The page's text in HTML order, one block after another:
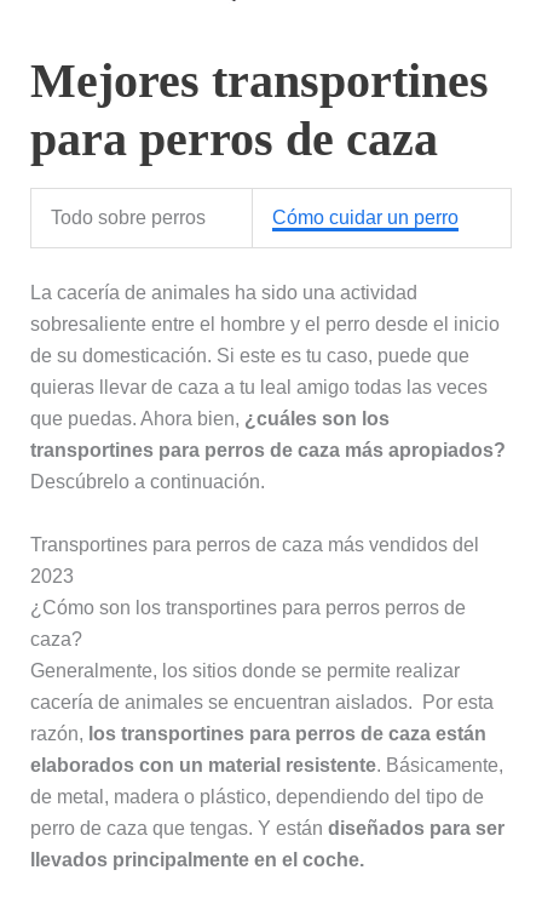
Mejores transportines
para perros de caza
Todo sobre perros Cómo cuidar un perro
La cacería de animales ha sido una actividad
sobresaliente entre el hombre y el perro desde el inicio
de su domesticación. Si este es tu caso, puede que
quieras llevar de caza a tu leal amigo todas las veces
que puedas. Ahora bien, ¿cuáles son los
transportines para perros de caza más apropiados?
Descúbrelo a continuación.
Transportines para perros de caza más vendidos del
2023
¿Cómo son los transportines para perros perros de
caza?
Generalmente, los sitios donde se permite realizar
cacería de animales se encuentran aislados. Por esta
razón, los transportines para perros de caza están
elaborados con un material resistente. Básicamente,
de metal, madera o plástico, dependiendo del tipo de
perro de caza que tengas. Y están diseñados para ser
llevados principalmente en el coche.